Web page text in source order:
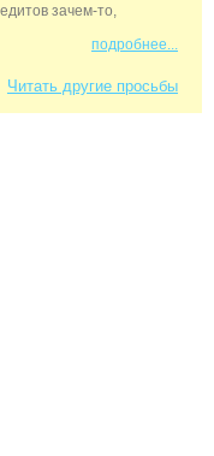
зачем-то,
подробнее...
Читать другие просьбы